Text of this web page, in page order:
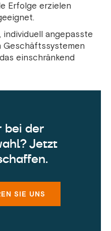
Erfolge erzielen
angepasste
Geschäftssystemen
einschränkend
bei der
Jetzt
SIE UNS